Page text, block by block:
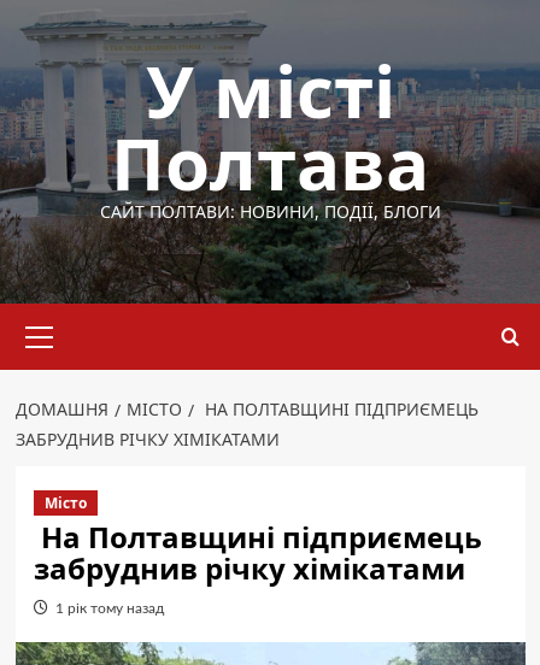
Перейти
вмісту
У місті
Полтава
САЙТ ПОЛТАВИ: НОВИНИ, ПОДІЇ, БЛОГИ
меню
ДОМАШНЯ МІСТО
НА ПОЛТАВЩИНІ ПІДПРИЄМЕЦЬ
ЗАБРУДНИВ РІЧКУ ХІМІКАТАМИ
Місто
На Полтавщині підприємець
забруднив річку хімікатами
1 рік тому назад